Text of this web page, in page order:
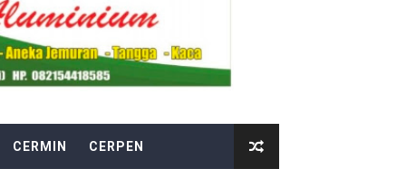
CERMIN CERPEN